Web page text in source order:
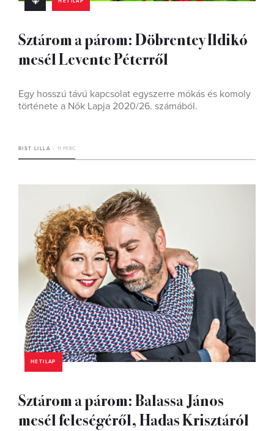
Sztárom a párom: Döbrentey Ildikó
mesél Levente Péterről
Egy hosszú távú kapcsolat egyszerre mókás és komoly
története a Nők Lapja 2020/26. számából.
RIST LILLA 11 PERC
HETILAP
Sztárom a párom: Balassa János
mesél feleségéről, Hadas Krisztáról